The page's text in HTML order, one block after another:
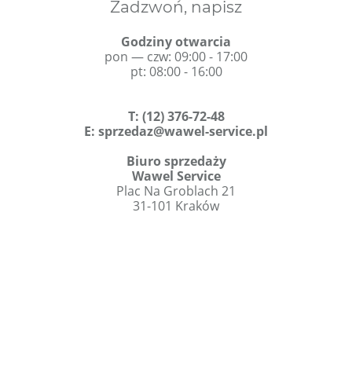
Zadzwoń, napisz
Godziny otwarcia
pon — czw: 09:00 - 17:00
pt: 08:00 - 16:00
T: (12) 376-72-48
E: sprzedaz@wawel-service.pl
Biuro sprzedaży
Wawel Service
Plac Na Groblach 21
31-101 Kraków